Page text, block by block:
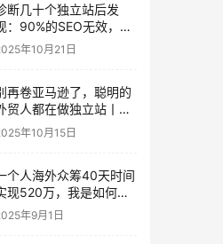
断几十个独立站后发
：90%的SEO无效，是
为忽略了这关键一步
年10月21日
再卷亚马逊了，聪明的
贸人都在做独立站丨出
笔记年10月15日
个人海外众筹40天时间
现520万，我是如何做
的？丨出海笔记
年9月1日